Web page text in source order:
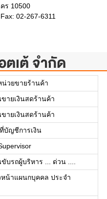
ร 10500
02-267-6311
ตเต้ จำกัด
วยขายร้านค้า
ายเงินสดร้านค้า
ายเงินสดร้านค้า
บัญชีการเงิน
บรถผู้บริหาร ... ด่วน ....
น้าแผนกบุคคล ประจำ